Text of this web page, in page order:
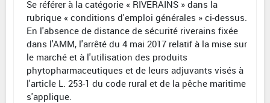
Se référer à la catégorie « RIVERAINS » dans la
rubrique « conditions d'emploi générales » ci-dessus.
En l'absence de distance de sécurité riverains fixée
dans l'AMM, l'arrêté du 4 mai 2017 relatif à la mise sur
le marché et à l'utilisation des produits
phytopharmaceutiques et de leurs adjuvants visés à
l'article L. 253-1 du code rural et de la pêche maritime
s'applique.